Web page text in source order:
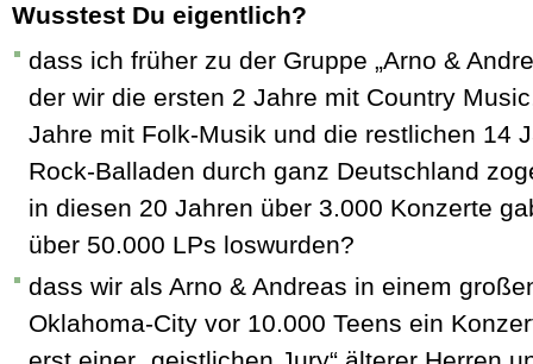
Wusstest Du eigentlich?
dass ich früher zu der Gruppe „Arno &
der wir die ersten 2 Jahre mit Country
Jahre mit Folk-Musik und die restlichen 14
Rock-Balladen durch ganz Deutschland
in diesen 20 Jahren über 3.000 Konzerte
über 50.000 LPs loswurden?
dass wir als Arno & Andreas in einem
Oklahoma-City vor 10.000 Teens ein